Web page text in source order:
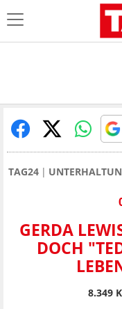
TAG24
GERDA
DOCH
8.349